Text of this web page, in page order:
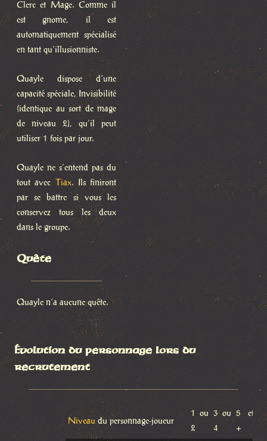
Clerc et Mage. Comme il
est gnome, il est
automatiquement spécialisé
en tant qu’illusionniste.
Quayle dispose d’une
capacité spéciale, Invisibilité
(identique au sort de mage
de niveau 2), qu’il peut
utiliser 1 fois par jour.
Quayle ne s’entend pas du
tout avec
Tiax. Ils finiront
par se battre si vous les
conservez tous les deux
dans le groupe.
Quête
Quayle n’a aucune quête.
Évolution du personnage lors du
recrutement
Niveaudu personnage-joueur
1 ou
2
3 ou
4
5 et
+